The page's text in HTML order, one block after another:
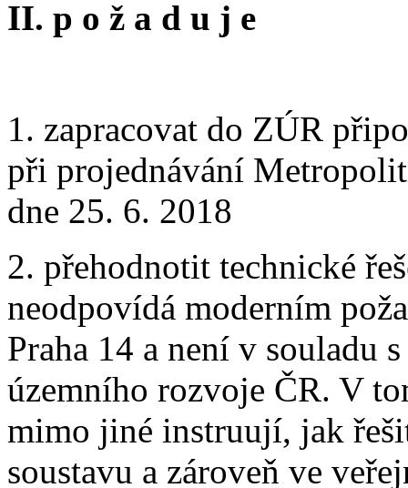
II. p o ž a d u j e
1. zapracovat do ZÚR
při projednávání
dne 25. 6. 2018
2. přehodnotit technické
neodpovídá moderním
Praha 14 a není v souladu
územního rozvoje ČR. V
mimo jiné instruují, jak
soustavu a zároveň ve